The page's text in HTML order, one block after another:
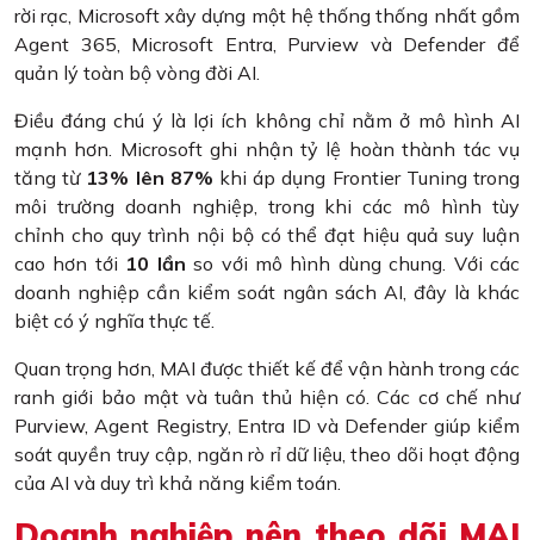
rời rạc, Microsoft xây dựng một hệ thống thống nhất gồm
Agent 365, Microsoft Entra, Purview và Defender để
quản lý toàn bộ vòng đời AI.
Điều đáng chú ý là lợi ích không chỉ nằm ở mô hình AI
mạnh hơn. Microsoft ghi nhận tỷ lệ hoàn thành tác vụ
tăng từ 13% lên 87% khi áp dụng Frontier Tuning trong
môi trường doanh nghiệp, trong khi các mô hình tùy
chỉnh cho quy trình nội bộ có thể đạt hiệu quả suy luận
cao hơn tới 10 lần so với mô hình dùng chung. Với các
doanh nghiệp cần kiểm soát ngân sách AI, đây là khác
biệt có ý nghĩa thực tế.
Quan trọng hơn, MAI được thiết kế để vận hành trong các
ranh giới bảo mật và tuân thủ hiện có. Các cơ chế như
Purview, Agent Registry, Entra ID và Defender giúp kiểm
soát quyền truy cập, ngăn rò rỉ dữ liệu, theo dõi hoạt động
của AI và duy trì khả năng kiểm toán.